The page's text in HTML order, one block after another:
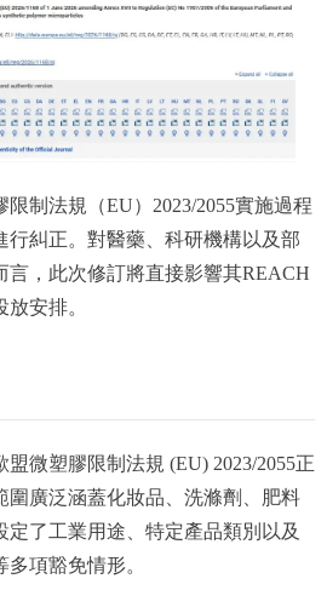
制法規（EU）2023/2055實施過程
行糾正。對醫藥、科研機構以及部
言，此次修訂將直接影響其REACH
放安排。
盟微塑膠限制法規 (EU) 2023/2055正
圍廣泛涵蓋化妝品、洗滌劑、肥料
了工業用途、特定產品類別以及
多項豁免情形。